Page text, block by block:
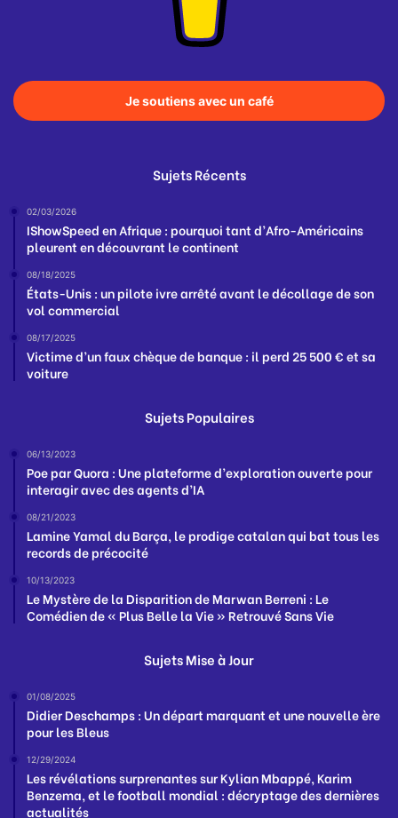
Je soutiens avec un café
Sujets Récents
02/03/2026
IShowSpeed en Afrique : pourquoi tant d’Afro-Américains
pleurent en découvrant le continent
08/18/2025
États-Unis : un pilote ivre arrêté avant le décollage de son
vol commercial
08/17/2025
Victime d’un faux chèque de banque : il perd 25 500 € et sa
voiture
Sujets Populaires
06/13/2023
Poe par Quora : Une plateforme d’exploration ouverte pour
interagir avec des agents d’IA
08/21/2023
Lamine Yamal du Barça, le prodige catalan qui bat tous les
records de précocité
10/13/2023
Le Mystère de la Disparition de Marwan Berreni : Le
Comédien de « Plus Belle la Vie » Retrouvé Sans Vie
Sujets Mise à Jour
01/08/2025
Didier Deschamps : Un départ marquant et une nouvelle ère
pour les Bleus
12/29/2024
Les révélations surprenantes sur Kylian Mbappé, Karim
Benzema, et le football mondial : décryptage des dernières
actualités